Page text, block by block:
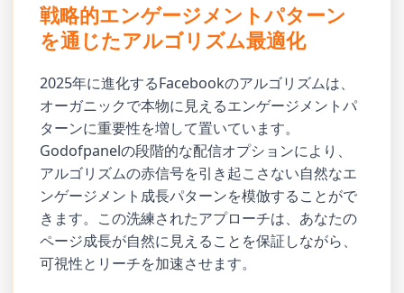
戦略的エンゲージメントパターン
を通じたアルゴリズム最適化
2025年に進化するFacebookのアルゴリズムは、
オーガニックで本物に見えるエンゲージメントパ
ターンに重要性を増して置いています。
Godofpanelの段階的な配信オプションにより、
アルゴリズムの赤信号を引き起こさない自然なエ
ンゲージメント成長パターンを模倣することがで
きます。この洗練されたアプローチは、あなたの
ページ成長が自然に見えることを保証しながら、
可視性とリーチを加速させます。